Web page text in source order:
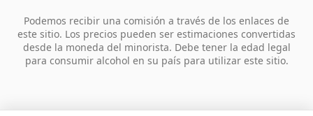
Podemos recibir una comisión a través de los enlaces de
este sitio. Los precios pueden ser estimaciones convertidas
desde la moneda del minorista. Debe tener la edad legal
para consumir alcohol en su país para utilizar este sitio.